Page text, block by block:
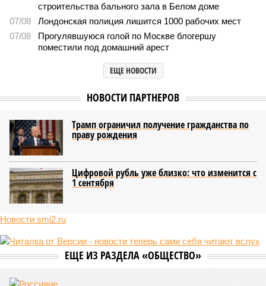
строительства бального зала в Белом доме
07/08
Лондонская полиция лишится 1000 рабочих мест
07/08
Прогулявшуюся голой по Москве блогершу
поместили под домашний арест
ЕЩЕ НОВОСТИ
НОВОСТИ ПАРТНЕРОВ
Трамп ограничил получение гражданства по
праву рождения
Цифровой рубль уже близко: что изменится с
1 сентября
Новости smi2.ru
ЕЩЕ ИЗ РАЗДЕЛА «ОБЩЕСТВО»